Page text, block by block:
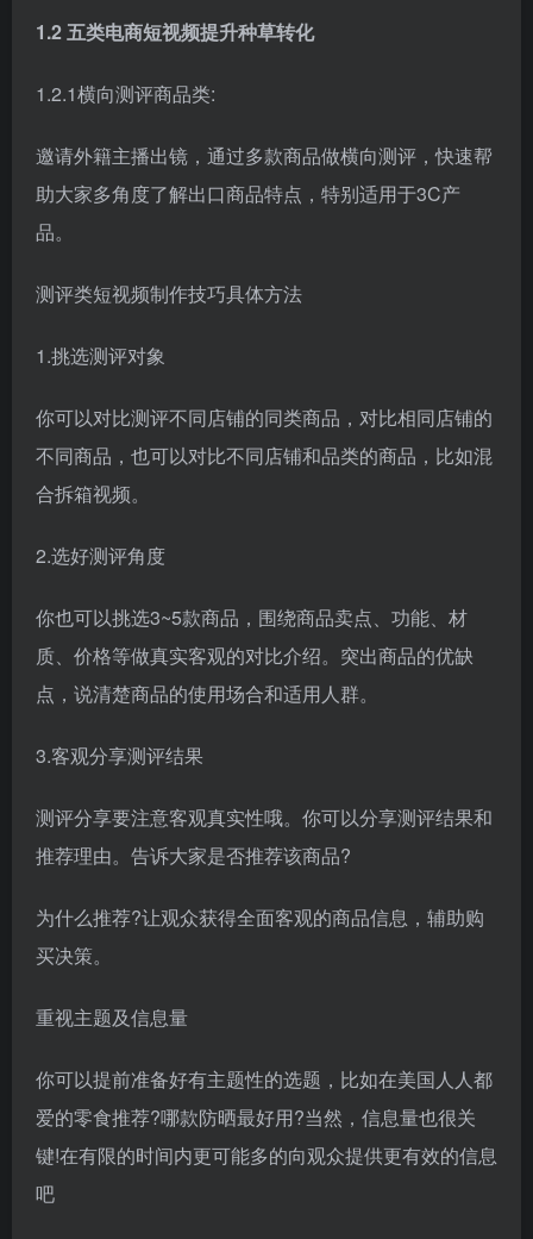
1.2 五类电商短视频提升种草转化
1.2.1横向测评商品类:
邀请外籍主播出镜，通过多款商品做横向测评，快速帮
助大家多角度了解出口商品特点，特别适用于3C产
品。
测评类短视频制作技巧具体方法
1.挑选测评对象
你可以对比测评不同店铺的同类商品，对比相同店铺的
不同商品，也可以对比不同店铺和品类的商品，比如混
合拆箱视频。
2.选好测评角度
你也可以挑选3~5款商品，围绕商品卖点、功能、材
质、价格等做真实客观的对比介绍。突出商品的优缺
点，说清楚商品的使用场合和适用人群。
3.客观分享测评结果
测评分享要注意客观真实性哦。你可以分享测评结果和
推荐理由。告诉大家是否推荐该商品?
为什么推荐?让观众获得全面客观的商品信息，辅助购
买决策。
重视主题及信息量
你可以提前准备好有主题性的选题，比如在美国人人都
爱的零食推荐?哪款防晒最好用?当然，信息量也很关
键!在有限的时间内更可能多的向观众提供更有效的信息
吧